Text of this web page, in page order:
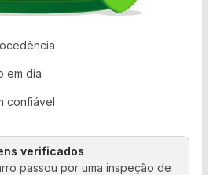
de frenagem
em dia
confiável
verificados
passou por uma inspeção de